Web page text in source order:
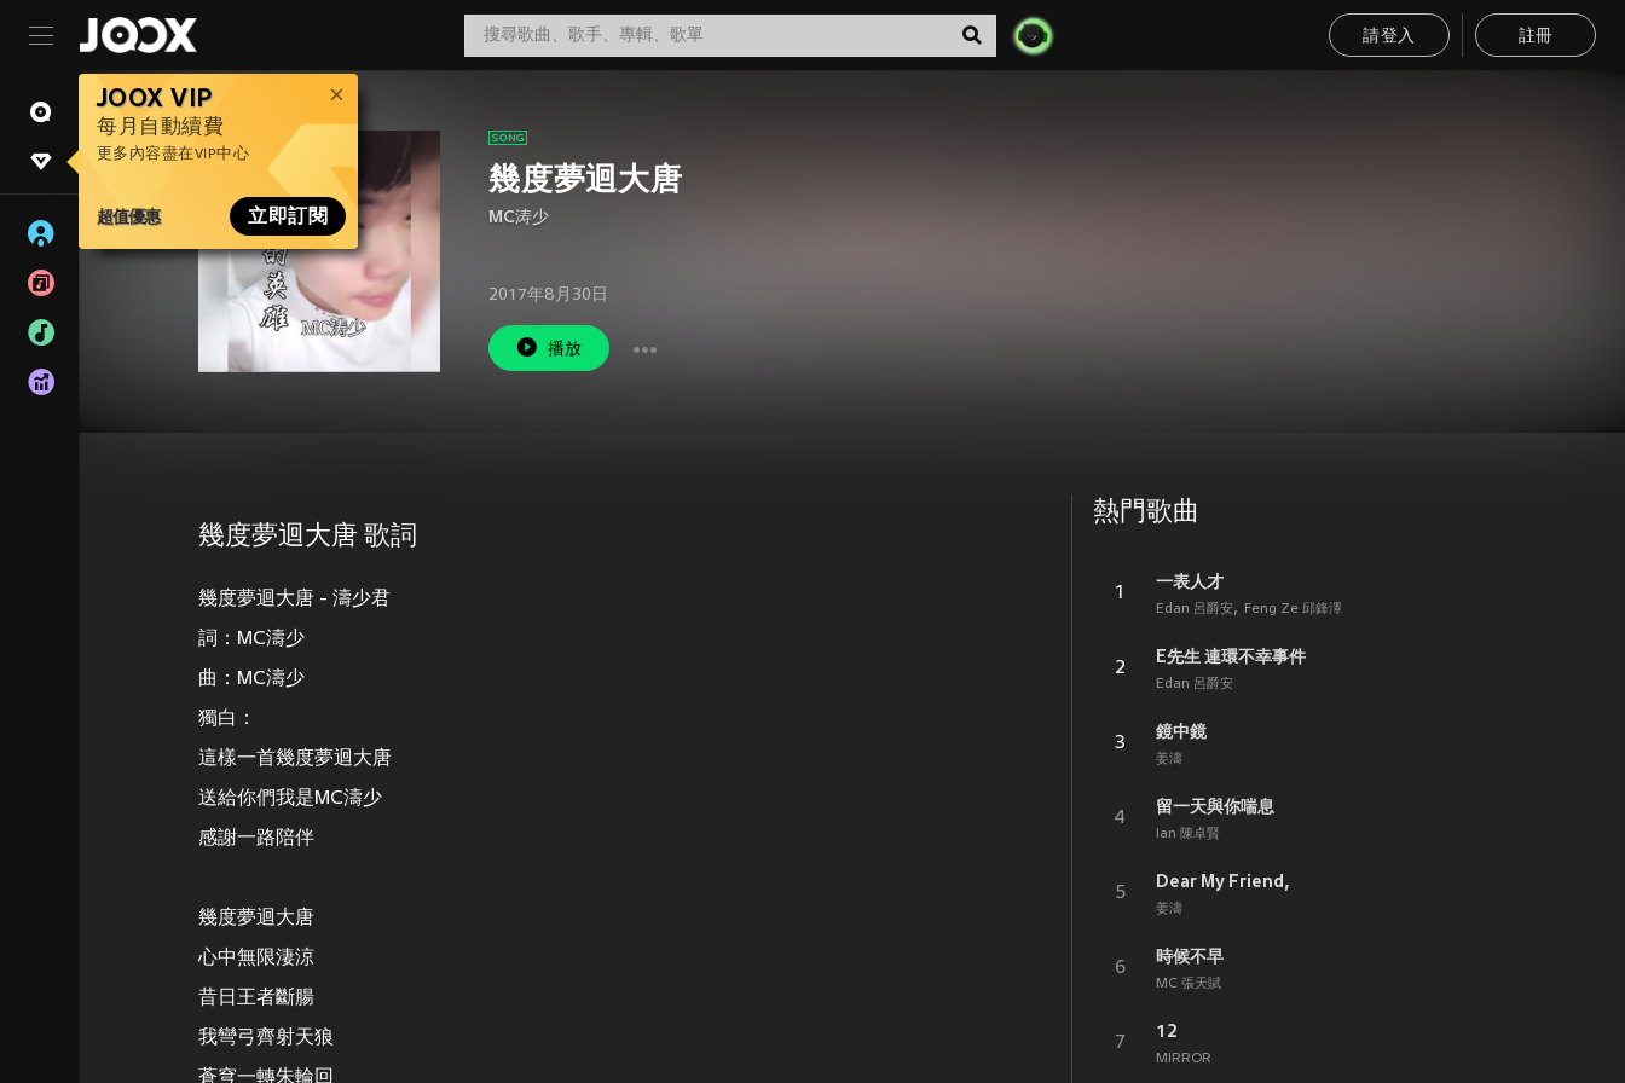
請登入 註冊
JOOX VIP
每月自動續費
更多內容盡在VIP中心
超值優惠 立即訂閱
幾度夢迴大唐
MC涛少
2017年8月30日
播放
幾度夢迴大唐 歌詞
幾度夢迴大唐 - 濤少君
詞：MC濤少
曲：MC濤少
獨白：
這樣一首幾度夢迴大唐
送給你們我是MC濤少
感謝一路陪伴
幾度夢迴大唐
心中無限淒涼
昔日王者斷腸
我彎弓齊射天狼
蒼穹一轉朱輪回
熱門歌曲
1
一表人才
Edan 呂爵安 Feng Ze 邱鋒澤
2
E先生 連環不幸事件
Edan 呂爵安
3
鏡中鏡
姜濤
4
留一天與你喘息
Ian 陳卓賢
5
Dear My Friend,
姜濤
6
時候不早
MC 張天賦
7
12
MIRROR